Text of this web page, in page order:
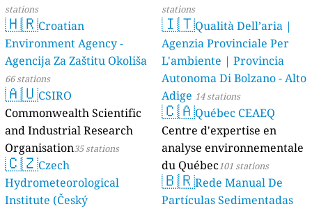
stations
🇭🇷Croatian
Environment Agency -
Agencija Za Zaštitu Okoliša
66 stations
🇦🇺CSIRO
Commonwealth Scientific
and Industrial Research
Organisation35 stations
🇨🇿Czech
Hydrometeorological
Institute (Český
stations
🇮🇹Qualità Dell’aria |
Agenzia Provinciale Per
L'ambiente | Provincia
Autonoma Di Bolzano - Alto
Adige 14 stations
🇨🇦Québec CEAEQ
Centre d'expertise en
analyse environnementale
du Québec101 stations
🇧🇷Rede Manual De
Partículas Sedimentadas